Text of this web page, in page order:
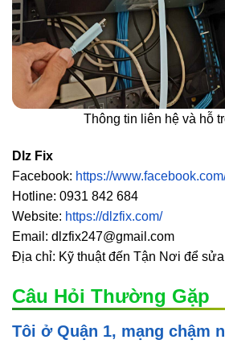
Thông tin liên hệ và hỗ
Dlz Fix
Facebook: https://
Hotline: 0931 842 684
Website: https://dlzfix.com/
Email: dlzfix247@gmail.com
Địa chỉ: Kỹ thuật đến Tận Nơi để
Câu Hỏi Thường Gặp
Tôi ở Quận 1, mạng chậm